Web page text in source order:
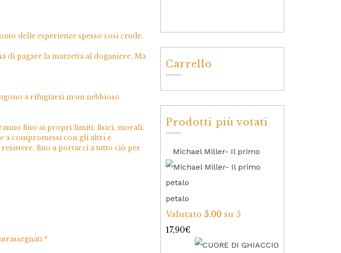
delle esperienze spesso così crude.
di pagare la mazzetta al doganiere. Ma
a rifugiarsi in un nebbioso
fino ai propri limiti, fisici, morali,
a compromessi con gli altri e
resistere, fino a portarci a tutto ciò per
*
Carrello
Prodotti più votati
Michael Miller- Il primo
petalo
Valutato 5.00 su 5
17,90€